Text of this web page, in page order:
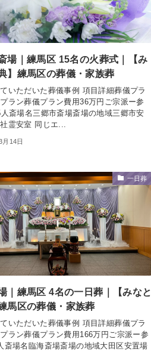
場｜練馬区 15名の火葬式｜【み
】練馬区の葬儀・家族葬
いただいた葬儀事例 項目詳細葬儀プラ
ラン葬儀プラン費用36万円ご宗派ー参
斎場名三郷市斎場斎場の地域三郷市安
霊安室 同じエ...
月14日
一日葬
｜練馬区 4名の一日葬｜【みなと
馬区の葬儀・家族葬
いただいた葬儀事例 項目詳細葬儀プラ
ラン葬儀プラン費用166万円ご宗派ー参
斎場名臨海斎場斎場の地域大田区安置場